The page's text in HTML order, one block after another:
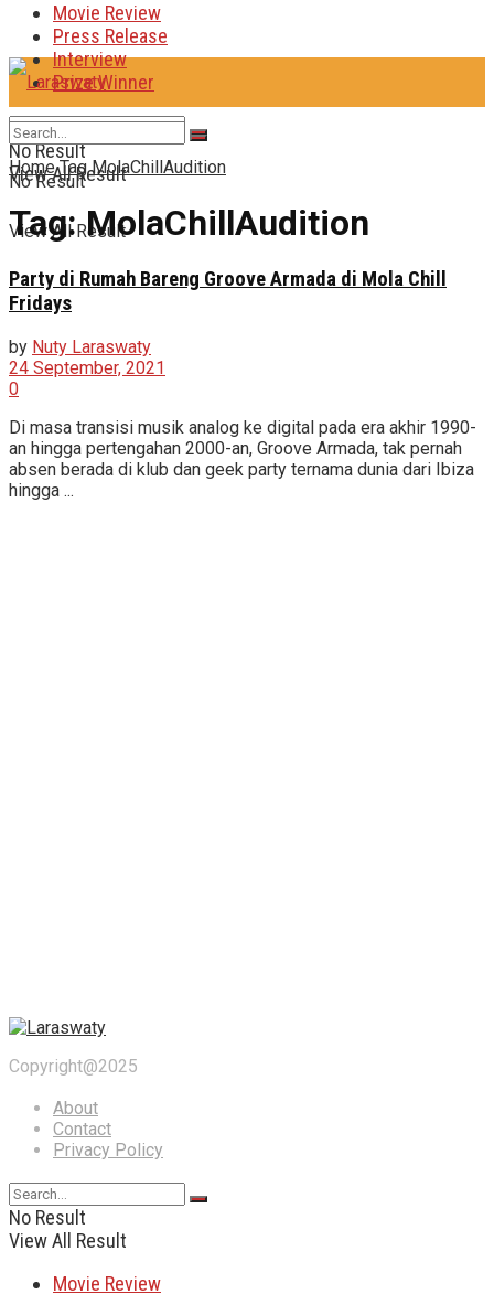
Movie Review
Press Release
Interview
Prize Winner
No Result
View All Result
No Result
View All Result
Home Tag MolaChillAudition
Tag:MolaChillAudition
Party di Rumah Bareng Groove Armada di Mola Chill
Fridays
by Nuty Laraswaty
24 September, 2021
0
Di masa transisi musik analog ke digital pada era akhir 1990-
an hingga pertengahan 2000-an, Groove Armada, tak pernah
absen berada di klub dan geek party ternama dunia dari Ibiza
hingga ...
Copyright@2025
About
Contact
Privacy Policy
No Result
View All Result
Movie Review